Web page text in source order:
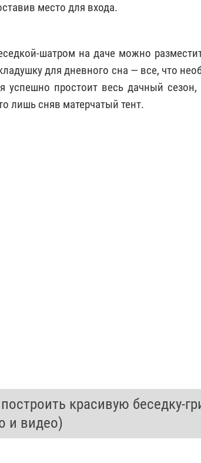
место для входа.
шатром на даче можно
для дневного сна — все, что
успешно простоит весь дачный
лишь сняв матерчатый тент.
красивую беседку-
и видео)